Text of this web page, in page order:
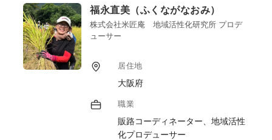
福永直美（ふくながなおみ）
株式会社米匠庵 地域活性化研究所 プロデ
ューサー
居住地
大阪府
職業
販路コーディネーター、地域活性
化プロデューサー